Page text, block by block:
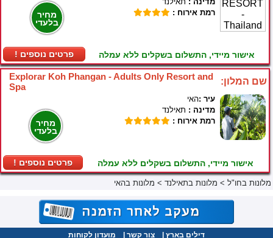
מחיר
בלעדי
! פרטים נוספים
רמת אירוח :
אישור מיידי, התשלום בשקלים ללא עמלה
Explorar Koh Phangan - Adults Only Resort and
Spa
שם המלון:
מחיר
בלעדי
! פרטים נוספים
עיר :האי
מדינה : תאילנד
רמת אירוח :
אישור מיידי, התשלום בשקלים ללא עמלה
מלונות בחו"ל > מלונות בתאילנד > מלונות בהאי
דילים בארץ צור קשר מועדון לקוחות